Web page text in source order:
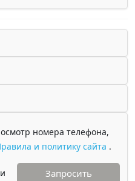
номера телефона,
и политику сайта .
Запросить